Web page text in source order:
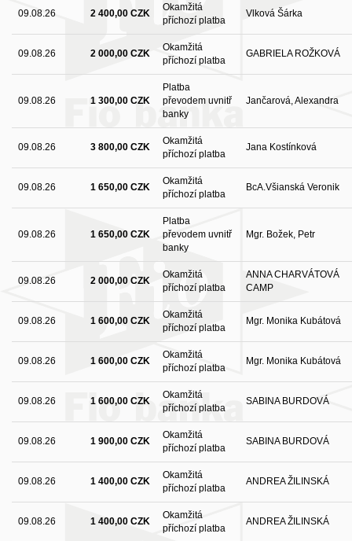
09.08.26 2 400,00 CZK
Okamžitá
příchozí platba
Vlková Šárka
09.08.26 2 000,00 CZK
Okamžitá
příchozí platba
GABRIELA ROŽKOVÁ
09.08.26 1 300,00 CZK
Platba
převodem uvnitř
banky
Jančarová, Alexandra
09.08.26 3 800,00 CZK
Okamžitá
příchozí platba
Jana Kostínková
09.08.26 1 650,00 CZK
Okamžitá
příchozí platba
BcA.Všianská Veronik
09.08.26 1 650,00 CZK
Platba
převodem uvnitř
banky
Mgr. Božek, Petr
09.08.26 2 000,00 CZK
Okamžitá
příchozí platba
ANNA CHARVÁTOVÁ
CAMP
09.08.26 1 600,00 CZK
Okamžitá
příchozí platba
Mgr. Monika Kubátová
09.08.26 1 600,00 CZK
Okamžitá
příchozí platba
Mgr. Monika Kubátová
09.08.26 1 600,00 CZK
Okamžitá
příchozí platba
SABINA BURDOVÁ
09.08.26 1 900,00 CZK
Okamžitá
příchozí platba
SABINA BURDOVÁ
09.08.26 1 400,00 CZK
Okamžitá
příchozí platba
ANDREA ŽILINSKÁ
09.08.26 1 400,00 CZK
Okamžitá
příchozí platba
ANDREA ŽILINSKÁ